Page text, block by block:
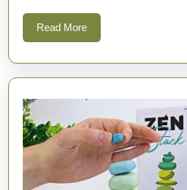
Read MoreRead
More